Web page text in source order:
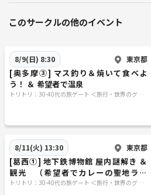
このサークルの他のイベント
8/9(日) 8:30 東京都
[奥多摩③] マス釣り＆焼いて食べよ
う！ ＆ 希望者で温泉
トリトリ：30-40代の旅ゲート ＜旅行・世界のグル
8/11(火) 13:30 東京都
[葛西①] 地下鉄博物館 屋内謎解き ＆
観光 （希望者でカレーの聖地ラン
チ）
トリトリ：30-40代の旅ゲート ＜旅行・世界のグル